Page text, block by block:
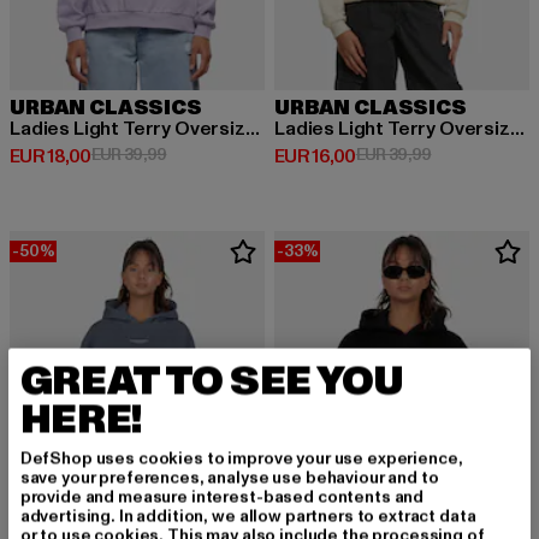
URBAN CLASSICS
Ladies Light Terry Oversized
EUR 18,00
Derzeitiger Preis: EUR 18,00
EUR 39,99Aktionspreis: EUR 39,99
URBAN CLASSICS
Ladies Light Terry Oversized
EUR 16,00
Derzeitiger Preis: EUR 16,00
EUR 39,99Aktionspreis:
-50% -33%
GREAT TO SEE YOU
HERE!
DefShop uses cookies to improve your use experience,
save your preferences, analyse use behaviour and to
provide and measure interest-based contents and
advertising. In addition, we allow partners to extract data